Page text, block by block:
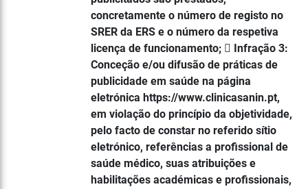
concretamente o número de registo no
SRER da ERS e o número da respetiva
licença de funcionamento;  Infração 3:
Conceção e/ou difusão de práticas de
publicidade em saúde na página
eletrónica https://www.clinicasanin.pt,
em violação do princípio da objetividade,
pelo facto de constar no referido sítio
eletrónico, referências a profissional de
saúde médico, suas atribuições e
habilitações académicas e profissionais,